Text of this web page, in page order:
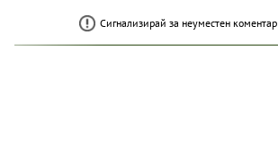
Сигнализирай за неуместен коментар